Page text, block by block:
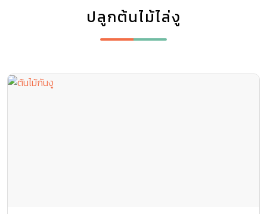
ปลูกต้นไม้ไล่งู